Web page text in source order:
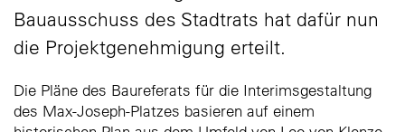
Bauausschuss des Stadtrats hat dafür nun
die Projektgenehmigung erteilt.
Die Pläne des Baureferats für die Interimsgestaltung
des Max-Joseph-Platzes basieren auf einem